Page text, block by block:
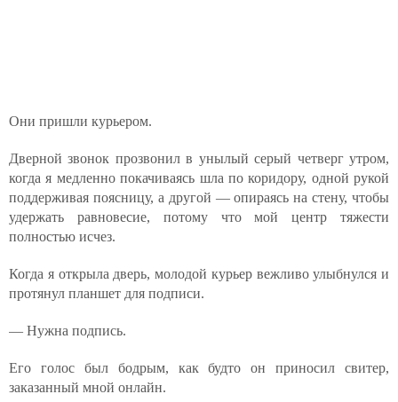
Они пришли курьером.
Дверной звонок прозвонил в унылый серый четверг утром,
когда я медленно покачиваясь шла по коридору, одной рукой
поддерживая поясницу, а другой — опираясь на стену, чтобы
удержать равновесие, потому что мой центр тяжести
полностью исчез.
Когда я открыла дверь, молодой курьер вежливо улыбнулся и
протянул планшет для подписи.
— Нужна подпись.
Его голос был бодрым, как будто он приносил свитер,
заказанный мной онлайн.